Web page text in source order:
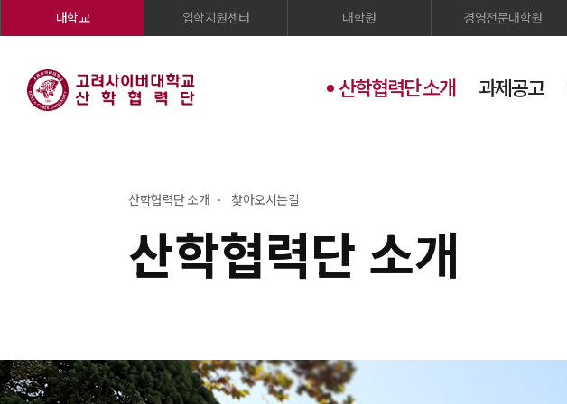
산학협력단 소개 과제공고
대학교 입학지원센터 대학원 경영전문대학원
산학협력단 소개
산학협력단 소개 찾아오시는길